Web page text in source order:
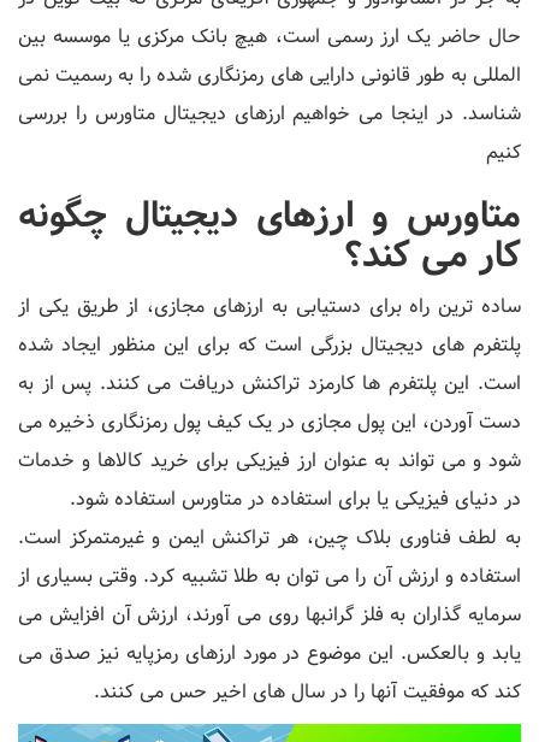
حال حاضر یک ارز رسمی است، هیچ بانک مرکزی یا موسسه بین
المللی به طور قانونی دارایی های رمزنگاری شده را به رسمیت نمی
شناسد. در اینجا می خواهیم ارزهای دیجیتال متاورس را بررسی
کنیم
متاورس و ارزهای دیجیتال چگونه
کار می کند؟
ساده ترین راه برای دستیابی به ارزهای مجازی، از طریق یکی از
پلتفرم های دیجیتال بزرگی است که برای این منظور ایجاد شده
است. این پلتفرم ها کارمزد تراکنش دریافت می کنند. پس از به
دست آوردن، این پول مجازی در یک کیف پول رمزنگاری ذخیره می
شود و می تواند به عنوان ارز فیزیکی برای خرید کالاها و خدمات
در دنیای فیزیکی یا برای استفاده در متاورس استفاده شود.
به لطف فناوری بلاک چین، هر تراکنش ایمن و غیرمتمرکز است.
استفاده و ارزش آن را می توان به طلا تشبیه کرد. وقتی بسیاری از
سرمایه گذاران به فلز گرانبها روی می آورند، ارزش آن افزایش می
یابد و بالعکس. این موضوع در مورد ارزهای رمزپایه نیز صدق می
کند که موفقیت آنها را در سال های اخیر حس می کنند.